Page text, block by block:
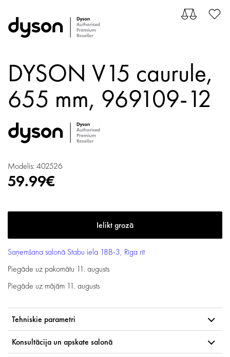
DYSON V15 caurule,
655 mm, 969109-12
Modelis: 402526
59.99€
Saņemšana salonā Stabu iela 18B-3, Rīga rīt
Piegāde uz pakomātu 11. augusts
Piegāde uz mājām 11. augusts
Tehniskie parametri
Konsultācija un apskate salonā